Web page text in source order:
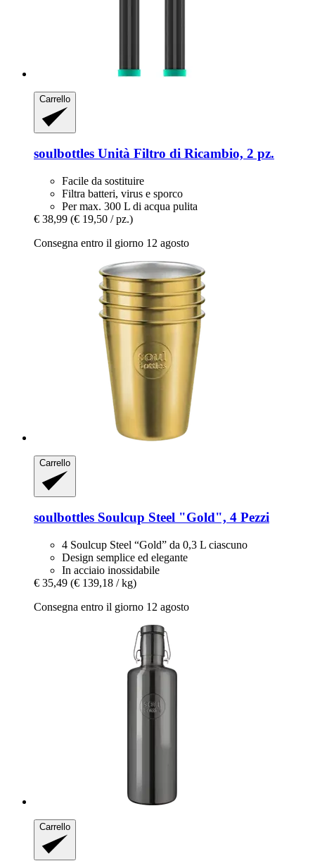
Carrello
soulbottles Unità Filtro di Ricambio, 2 pz.
Facile da sostituire
Filtra batteri, virus e sporco
Per max. 300 L di acqua pulita
€ 38,99 (€ 19,50 / pz.)
Consegna entro il giorno 12 agosto
Carrello
soulbottles Soulcup Steel "Gold", 4 Pezzi
4 Soulcup Steel “Gold” da 0,3 L ciascuno
Design semplice ed elegante
In acciaio inossidabile
€ 35,49 (€ 139,18 / kg)
Consegna entro il giorno 12 agosto
Carrello